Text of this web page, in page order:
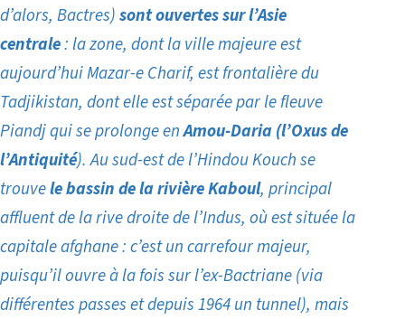
d’alors, Bactres)sont ouvertes sur l’Asie
centrale: la zone, dont la ville majeure est
aujourd’hui Mazar-e Charif, est frontalière du
Tadjikistan, dont elle est séparée par le fleuve
Piandj qui se prolonge enAmou-Daria (l’Oxus de
l’Antiquité). Au sud-est de l’Hindou Kouch se
trouvele bassin de la rivière Kaboul, principal
affluent de la rive droite de l’Indus, où est située la
capitale afghane : c’est un carrefour majeur,
puisqu’il ouvre à la fois sur l’ex-Bactriane (via
différentes passes et depuis 1964 un tunnel), mais